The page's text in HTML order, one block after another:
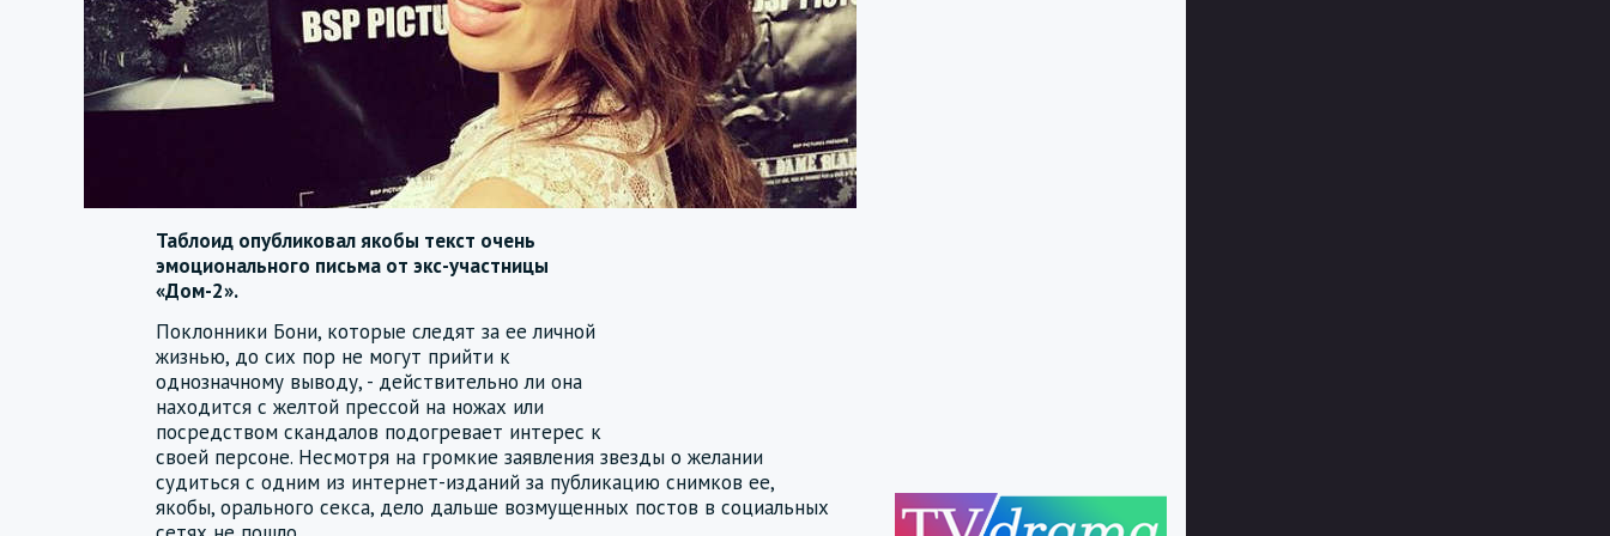
Таблоид опубликовал якобы текст очень
эмоционального письма от экс-участницы
«Дом-2».
Поклонники Бони, которые следят за ее личной
жизнью, до сих пор не могут прийти к
однозначному выводу, - действительно ли она
находится с желтой прессой на ножах или
посредством скандалов подогревает интерес к
своей персоне. Несмотря на громкие заявления звезды о желании
судиться с одним из интернет-изданий за публикацию снимков ее,
якобы, орального секса, дело дальше возмущенных постов в социальных